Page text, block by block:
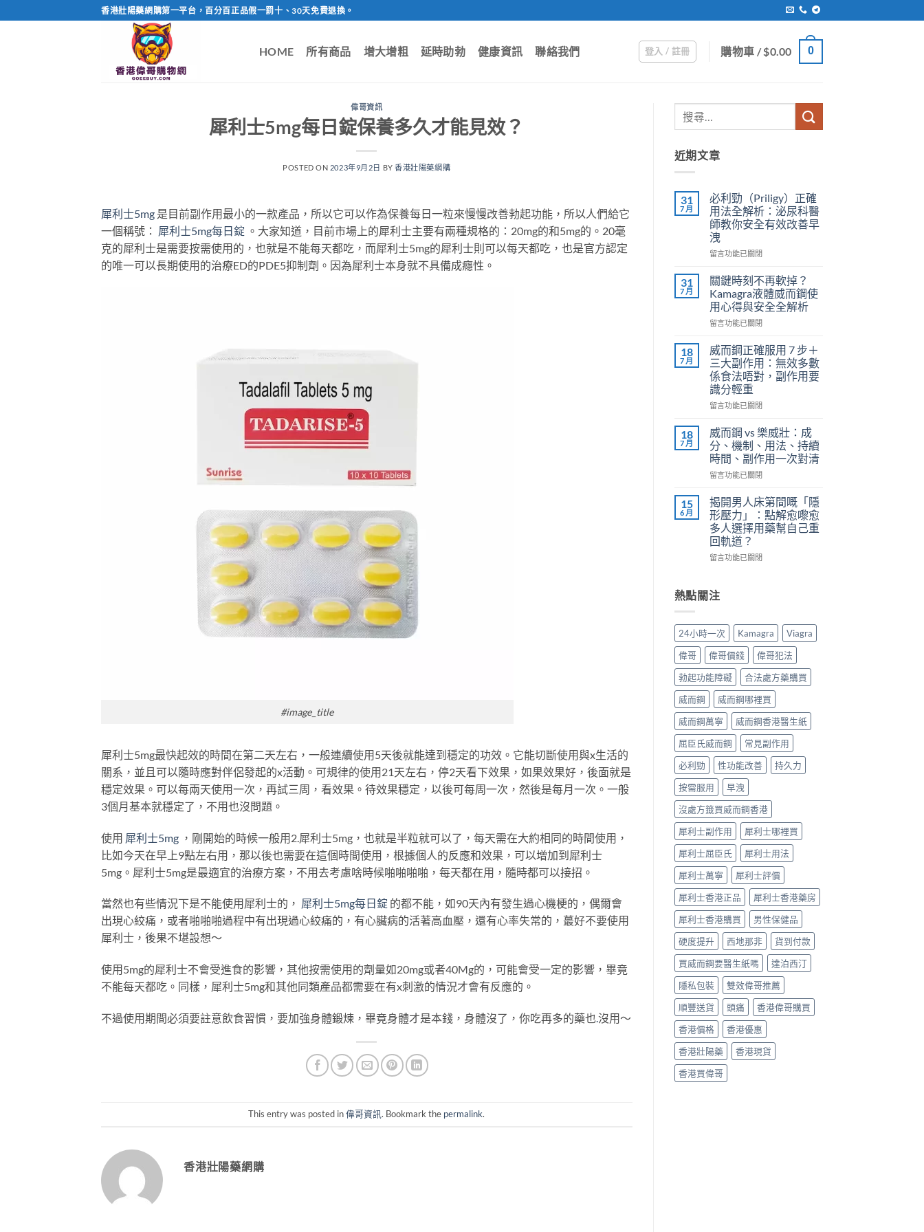
to
香港壯陽藥網購第一平台，百分百正品假一罰十、30天免費退換。
HOME 所有商品 增大增粗 延時助勃 健康資訊 聯絡我們 登入 / 註冊 購物車 /$0.00 0
偉哥資訊
犀利士5mg每日錠保養多久才能見效？
POSTED ON 2023年9月2日 BY香港壯陽藥網購
犀利士5mg 是目前副作用最小的一款產品，所以它可以作為保養每日一粒來慢慢改善勃起功能，所以人們給它
一個稱號： 犀利士5mg每日錠 。大家知道，目前市場上的犀利士主要有兩種規格的：20mg的和5mg的。20毫
克的犀利士是需要按需使用的，也就是不能每天都吃，而犀利士5mg的犀利士則可以每天都吃，也是官方認定
的唯一可以長期使用的治療ED的PDE5抑制劑。因為犀利士本身就不具備成癮性。
#image_title
犀利士5mg最快起效的時間在第二天左右，一般連續使用5天後就能達到穩定的功效。它能切斷使用與x生活的
關系，並且可以隨時應對伴侶發起的x活動。可規律的使用21天左右，停2天看下效果，如果效果好，後面就是
穩定效果。可以每兩天使用一次，再試三周，看效果。待效果穩定，以後可每周一次，然後是每月一次。一般
3個月基本就穩定了，不用也沒問題。
使用 犀利士5mg ，剛開始的時候一般用2.犀利士5mg，也就是半粒就可以了，每天需在大約相同的時間使用，
比如今天在早上9點左右用，那以後也需要在這個時間使用，根據個人的反應和效果，可以增加到犀利士
5mg。犀利士5mg是最適宜的治療方案，不用去考慮啥時候啪啪啪啪，每天都在用，隨時都可以接招。
當然也有些情況下是不能使用犀利士的， 犀利士5mg每日錠 的都不能，如90天內有發生過心機梗的，偶爾會
出現心絞痛，或者啪啪啪過程中有出現過心絞痛的，有心臟病的活著高血壓，還有心率失常的，蕞好不要使用
犀利士，後果不堪設想～
使用5mg的犀利士不會受進食的影響，其他按需使用的劑量如20mg或者40Mg的，可能會受一定的影響，畢竟
不能每天都吃。同樣，犀利士5mg和其他同類產品都需要在有x刺激的情況才會有反應的。
不過使用期間必須要註意飲食習慣，要加強身體鍛煉，畢竟身體才是本錢，身體沒了，你吃再多的藥也.沒用～
This entry was posted in偉哥資訊. Bookmark the permalink.
香港壯陽藥網購
近期文章
31
7 月
必利勁（Priligy）正確
用法全解析：泌尿科醫
師教你安全有效改善早
洩
在
利
勁
（Priligy）
正
確
法
全
解
析：
泌
尿
醫
師
教
你
安
有
效
改
善
早
洩〉
留言功能已關閉
31
7 月
關鍵時刻不再軟掉？
Kamagra液體威而鋼使
用心得與安全全解析
在
鍵
時
刻
不
再
軟
Kamagra
液
體
威
而
使
用
心
得
與
安
解
析〉
留言功能已關閉
18
7 月
威而鋼正確服用 7 步＋
三大副作用：無效多數
係食法唔對，副作用要
識分輕重
在
而
鋼
正
確
服
7
步
＋
三
大
副
無
效
數
食
法
唔
對，
作
用
要
識
分
重〉
中
留言功能已關閉
18
7 月
威而鋼 vs 樂威壯：成
分、機制、用法、持續
時間、副作用一次對清
在
而
鋼
vs
樂
威
壯：
機
制、
法、
續
時
間、
副
用
一
次
對
清〉
留言功能已關閉
15
6 月
揭開男人床第間嘅「隱
形壓力」：點解愈嚟愈
多人選擇用藥幫自己重
回軌道？
在
男
人
第
嘅
「隱
形
壓
力」：
點
解
愈
嚟
愈
人
選
擇
用
藥
幫
自
己
重
回
軌
道？〉
中
留言功能已關閉
熱點關注
24小時一次 Kamagra
Viagra
偉哥
偉哥價錢
偉哥犯法
勃起功能障礙
合法處方藥購買
威而鋼
威而鋼哪裡買
威而鋼萬寧
威而鋼香港醫生紙
屈臣氏威而鋼
常見副作用
必利勁
性功能改善
持久力
按需服用
早洩
沒處方籤買威而鋼香港
犀利士副作用
犀利士哪裡買
犀利士屈臣氏
犀利士用法
犀利士萬寧
犀利士評價
犀利士香港正品
犀利士香港藥房
犀利士香港購買
男性保健品
硬度提升
西地那非
貨到付款
買威而鋼要醫生紙嗎
達泊西汀
隱私包裝
雙效偉哥推薦
順豐送貨
頭痛
香港偉哥購買
香港價格
香港優惠
香港壯陽藥
香港現貨
香港買偉哥